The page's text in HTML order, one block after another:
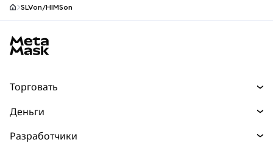
SLVon/HIMSon
Торговать
Прогнозы
Деньги
Разработчики